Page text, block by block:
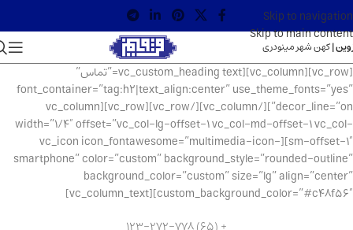
Skip to navigation
Skip to main content
|کهن شهر مینودری
[vc_row][vc_column][vc_custom_heading text=”تماس”
font_container=”tag:h2|text_align:center” use_theme_fonts=”yes”
decor_line=”on”][/vc_column][/vc_row][vc_row][vc_column
width=”1/4″ offset=”vc_col-lg-offset-1 vc_col-md-offset-1 vc_col-
sm-offset-1″][vc_icon icon_fontawesome=”multimedia-icon-
smartphone” color=”custom” background_style=”rounded-outline”
background_color=”custom” size=”lg” align=”center”
custom_background_color=”#c48f56″][vc_column_text]